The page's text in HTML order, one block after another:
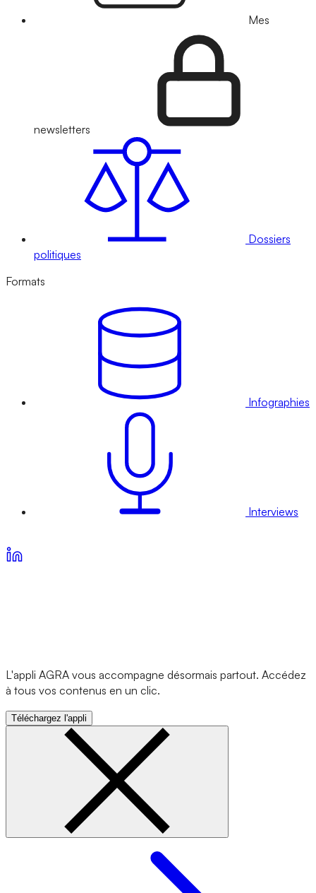
Mes
newsletters
Dossiers
politiques
Formats
Infographies
Interviews
L'appli AGRA vous accompagne désormais partout. Accédez
à tous vos contenus en un clic.
Téléchargez l'appli